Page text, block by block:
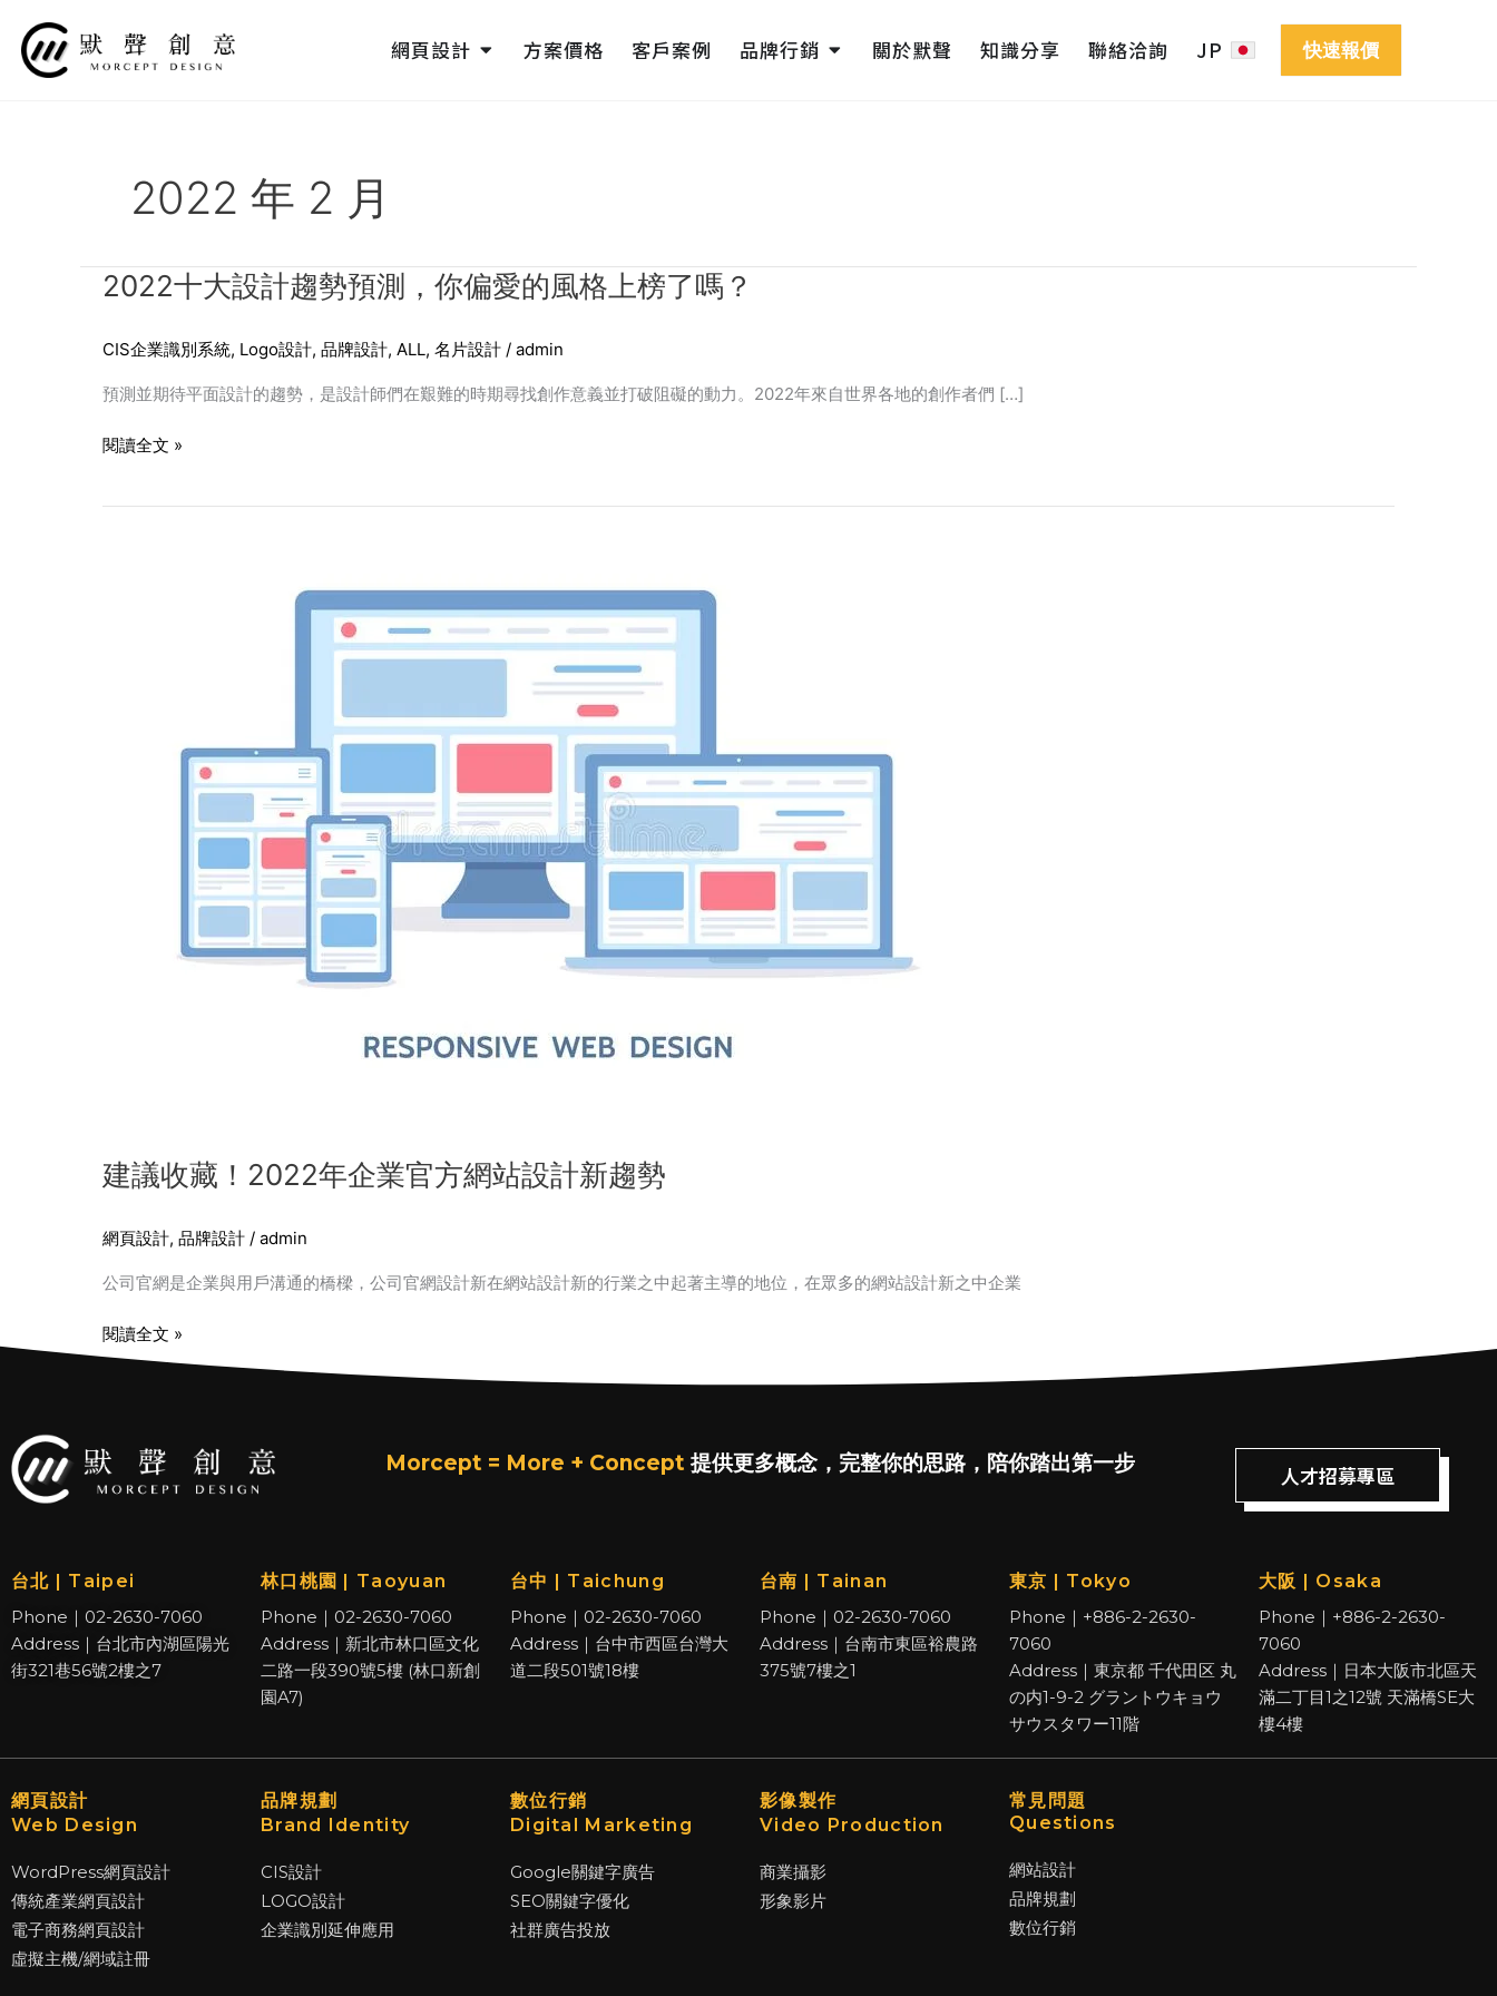
網頁設計 Open 網頁設計
方案價格 客戶案例 品牌行銷 Open 品牌行銷
關於默聲 知識分享 聯絡洽詢 JP 快速報價
2022 年 2 月
2022十大設計趨勢預測，你偏愛的風格上榜了嗎？
CIS企業識別系統, Logo設計, 品牌設計, ALL, 名片設計 / admin
預測並期待平面設計的趨勢，是設計師們在艱難的時期尋找創作意義並打破阻礙的動力。2022年來自世界各地的創作者們 […]
2022
設
計
勢
閱讀全文 »
建議收藏！2022年企業官方網站設計新趨勢
網頁設計, 品牌設計 / admin
公司官網是企業與用戶溝通的橋樑，公司官網設計新在網站設計新的行業之中起著主導的地位，在眾多的網站設計新之中企業
閱讀全文 »
Morcept = More + Concept 提供更多概念，完整你的思路，陪你踏出第一步 人才招募專區
台北 | Taipei
Phone｜02-2630-7060
Address｜台北市內湖區陽光
街321巷56號2樓之7
林口桃園 | Taoyuan
Phone｜02-2630-7060
Address｜新北市林口區文化
二路一段390號5樓 (林口新創
園A7)
台中 | Taichung
Phone｜02-2630-7060
Address｜台中市西區台灣大
道二段501號18樓
台南 | Tainan
Phone｜02-2630-7060
Address｜台南市東區裕農路
375號7樓之1
東京 | Tokyo
Phone｜+886-2-2630-
7060
Address｜東京都 千代田区 丸
の内1-9-2 グラントウキョウ
サウスタワー11階
大阪 | Osaka
Phone｜+886-2-2630-
7060
Address｜日本大阪市北區天
滿二丁目1之12號 天滿橋SE大
樓4樓
網頁設計
Web Design
WordPress網頁設計
傳統產業網頁設計
電子商務網頁設計
虛擬主機/網域註冊
品牌規劃
Brand Identity
CIS設計
LOGO設計
企業識別延伸應用
數位行銷
Digital Marketing
Google關鍵字廣告
SEO關鍵字優化
社群廣告投放
影像製作
Video Production
商業攝影
形象影片
常見問題
Questions
網站設計
品牌規劃
數位行銷